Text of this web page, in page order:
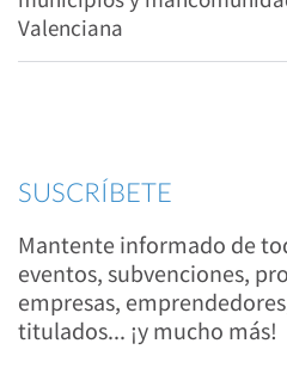
Valenciana
SUSCRÍBETE
Mantente informado de
eventos, subvenciones,
empresas,
titulados... ¡y mucho más!